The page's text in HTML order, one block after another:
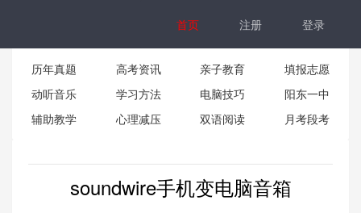
首页 注册 登录
历年真题 高考资讯 亲子教育
填报志愿
动听音乐
学习方法 电脑技巧
阳东一中
辅助教学
心理减压 双语阅读 月考段考
soundwire手机变电脑音箱